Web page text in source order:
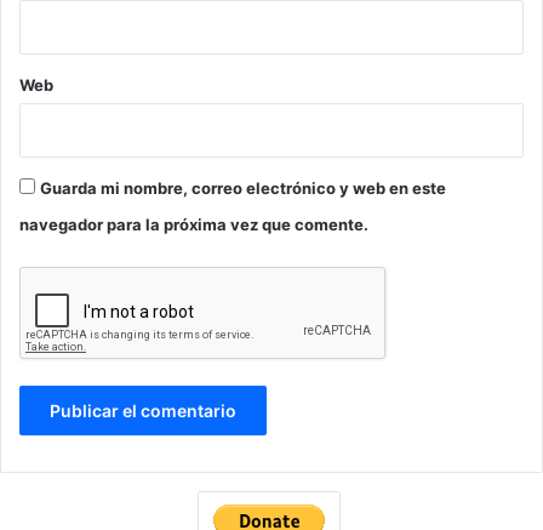
Web
Guarda mi nombre, correo electrónico y web en este
navegador para la próxima vez que comente.